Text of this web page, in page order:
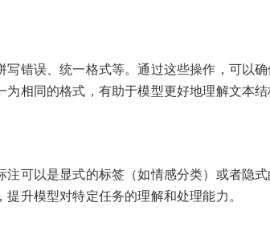
错误、统一格式等。通过这些操作，可以
相同的格式，有助于模型更好地理解文本结
可以是显式的标签（如情感分类）或者隐
升模型对特定任务的理解和处理能力。